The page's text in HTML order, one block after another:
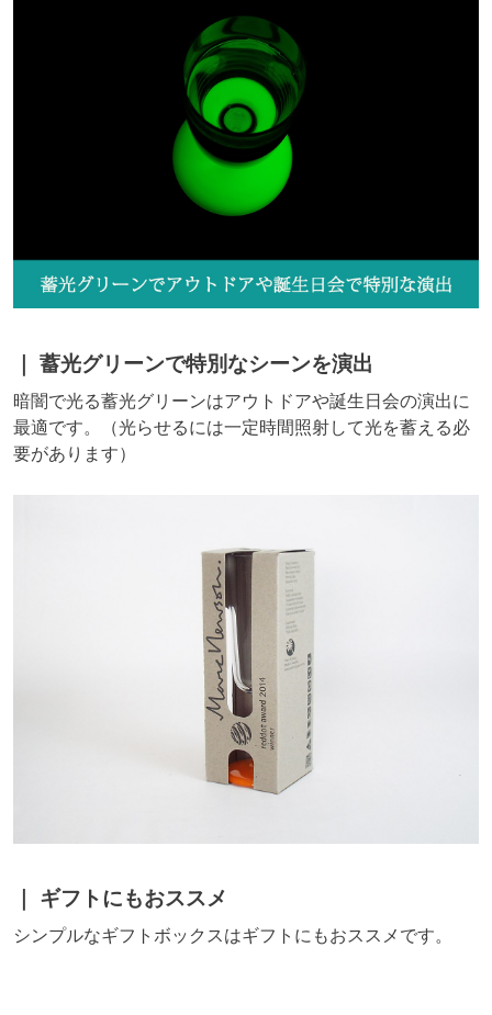
蓄光グリーンで特別なシーンを演出
暗闇で光る蓄光グリーンはアウトドアや誕生日会の演出に
最適です。（光らせるには一定時間照射して光を蓄える必
要があります）
ギフトにもおススメ
シンプルなギフトボックスはギフトにもおススメです。